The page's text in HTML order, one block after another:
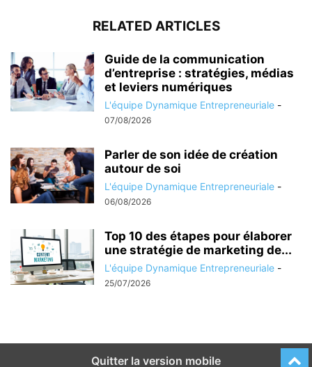
RELATED ARTICLES
Guide de la communication
d’entreprise : stratégies, médias
et leviers numériques
L'équipe Dynamique Entrepreneuriale -
07/08/2026
Parler de son idée de création
autour de soi
L'équipe Dynamique Entrepreneuriale -
06/08/2026
Top 10 des étapes pour élaborer
une stratégie de marketing de...
L'équipe Dynamique Entrepreneuriale -
25/07/2026
Quitter la version mobile